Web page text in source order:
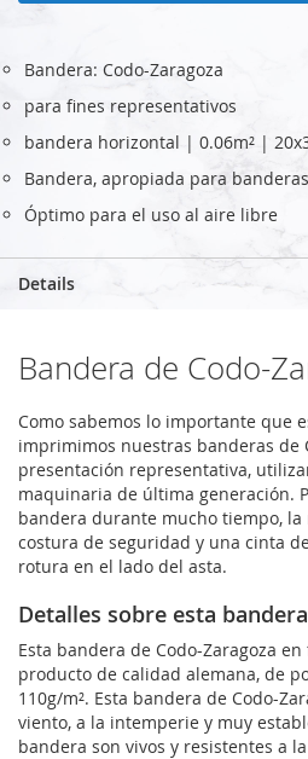
Bandera: Codo-Zaragoza
para fines representativos
bandera horizontal | 0.06m² |
Bandera, apropiada para
Óptimo para el uso al aire libre
Details
Bandera de Codo-
Como sabemos lo importante que
imprimimos nuestras banderas de
presentación representativa,
maquinaria de última generación.
bandera durante mucho tiempo,
costura de seguridad y una cinta
rotura en el lado del asta.
Detalles sobre esta bandera
Esta bandera de Codo-Zaragoza
producto de calidad alemana, de
110g/m². Esta bandera de Codo-
viento, a la intemperie y muy
bandera son vivos y resistentes a